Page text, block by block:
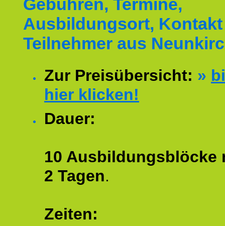
Gebühren, Termine,
Ausbildungsort,
Teilnehmer aus
Zur Preisübersicht: »
hier klicken!
Dauer:
10 Ausbildungsblöcke
2 Tagen.
Zeiten: